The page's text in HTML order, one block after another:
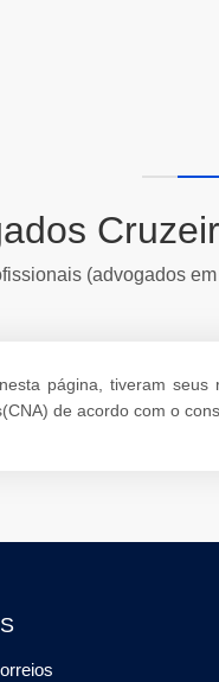
(advogados
página, tiveram
de acordo com o